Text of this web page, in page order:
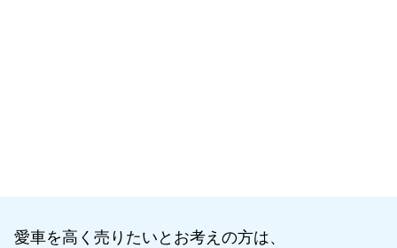
愛車を高く売りたいとお考えの方は、